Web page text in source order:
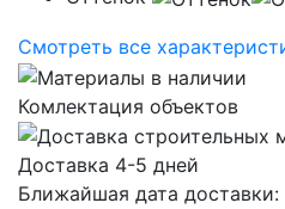
Смотреть все
Комлектация объектов
Доставка 4-5 дней
Ближайшая дата доставки: